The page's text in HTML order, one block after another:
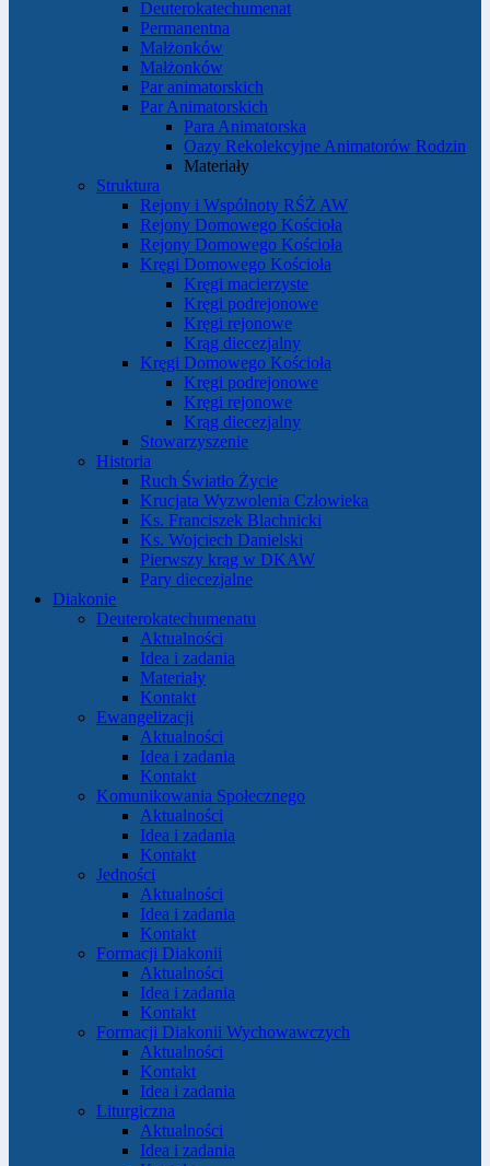
Deuterokatechumenat
Permanentna
Małżonków
Małżonków
Par animatorskich
Par Animatorskich
Para Animatorska
Oazy Rekolekcyjne Animatorów Rodzin
Materiały
Struktura
Rejony i Wspólnoty RŚŻ AW
Rejony Domowego Kościoła
Rejony Domowego Kościoła
Kręgi Domowego Kościoła
Kręgi macierzyste
Kręgi podrejonowe
Kręgi rejonowe
Krąg diecezjalny
Kręgi Domowego Kościoła
Kręgi podrejonowe
Kręgi rejonowe
Krąg diecezjalny
Stowarzyszenie
Historia
Ruch Światło Życie
Krucjata Wyzwolenia Człowieka
Ks. Franciszek Blachnicki
Ks. Wojciech Danielski
Pierwszy krąg w DKAW
Pary diecezjalne
Diakonie
Deuterokatechumenatu
Aktualności
Idea i zadania
Materiały
Kontakt
Ewangelizacji
Aktualności
Idea i zadania
Kontakt
Komunikowania Społecznego
Aktualności
Idea i zadania
Kontakt
Jedności
Aktualności
Idea i zadania
Kontakt
Formacji Diakonii
Aktualności
Idea i zadania
Kontakt
Formacji Diakonii Wychowawczych
Aktualności
Kontakt
Idea i zadania
Liturgiczna
Aktualności
Idea i zadania